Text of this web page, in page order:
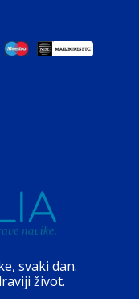
svaki dan.
život.